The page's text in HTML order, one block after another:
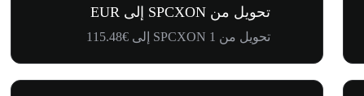
تحويل من SPCXON إلى EUR
تحويل من 1 SPCXON إلى €115.48